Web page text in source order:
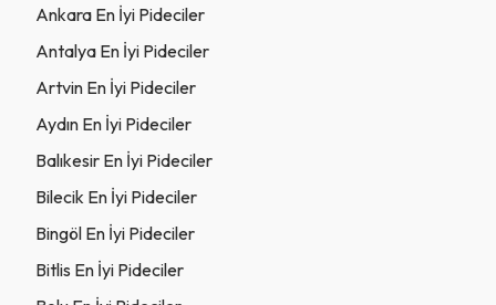
Ankara En İyi Pideciler
Antalya En İyi Pideciler
Artvin En İyi Pideciler
Aydın En İyi Pideciler
Balıkesir En İyi Pideciler
Bilecik En İyi Pideciler
Bingöl En İyi Pideciler
Bitlis En İyi Pideciler